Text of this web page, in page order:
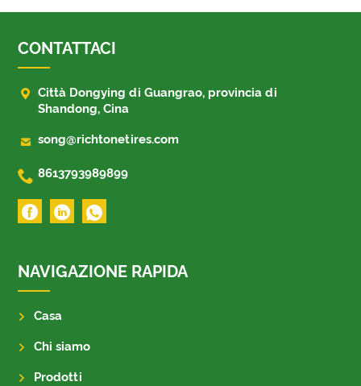
CONTATTACI
 Città Dongying di Guangrao, provincia di
Shandong, Cina
 song@richtonetires.com
 8613793989899
NAVIGAZIONE RAPIDA
Casa
Chi siamo
Prodotti